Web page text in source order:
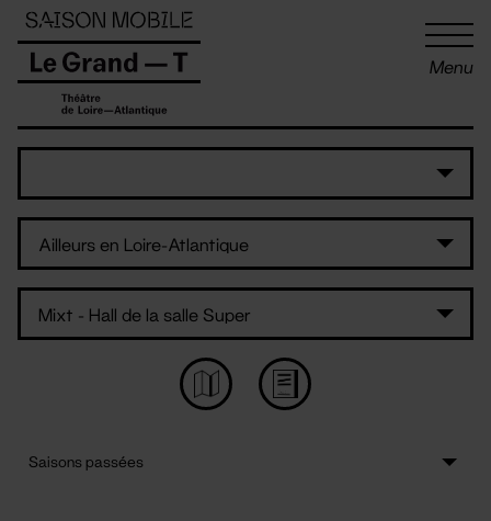
Menu
Panneau de gestion des cookies